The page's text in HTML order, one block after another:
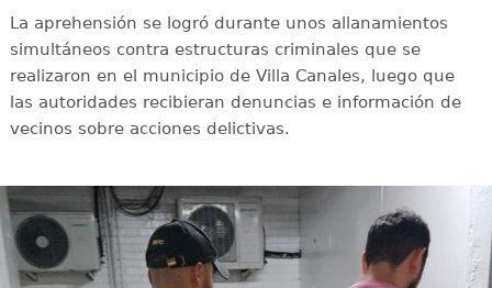
La aprehensión se logró durante unos allanamientos
simultáneos contra estructuras criminales que se
realizaron en el municipio de Villa Canales, luego que
las autoridades recibieran denuncias e información de
vecinos sobre acciones delictivas.